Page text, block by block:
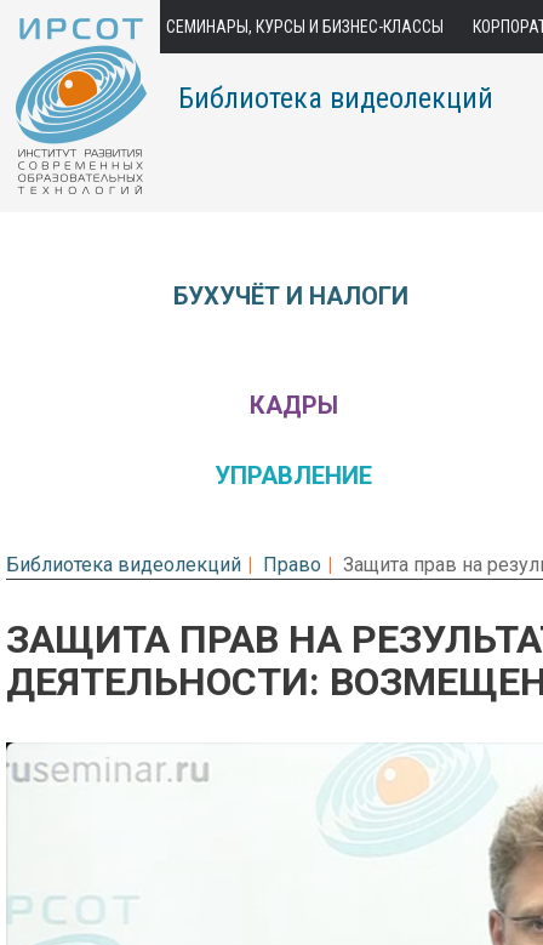
СЕМИНАРЫ, КУРСЫ И БИЗНЕС-КЛАССЫ
Библиотека видеолекций
БУХУЧЁТ И НАЛОГИ
КАДРЫ
УПРАВЛЕНИЕ
Библиотека видеолекций Право Защита прав на
ЗАЩИТА ПРАВ НА
ДЕЯТЕЛЬНОСТИ:
Предварительный просмотр.